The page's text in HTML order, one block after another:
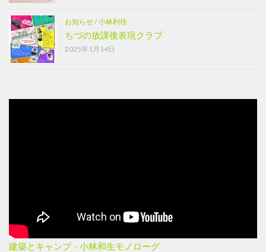
お知らせ/小林利佳
ちづの放課後表現クラブ
2025年1月14日
建築とキャンプ – 小林和生モノローグ